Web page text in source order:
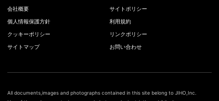
会社概要
サイトポリシー
個人情報保護方針
利用規約
クッキーポリシー
リンクポリシー
サイトマップ
お問い合わせ
All documents,images and photographs contained in this site belong to JIHO,Inc.